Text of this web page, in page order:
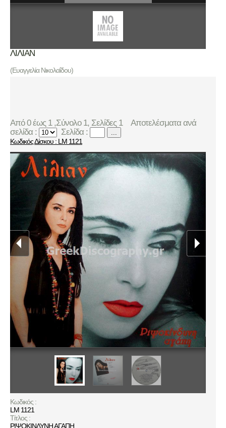
ΛΙΛΙΑΝ
(Ευαγγελία Νικολαΐδου)
Από 0 έως 1 ,Σύνολο 1, Σελίδες 1
Αποτελέσματα ανά
σελίδα :
Σελίδα :
Κωδικός Δίσκου : LM 1121
Κωδικός :
LM 1121
Τίτλος :
ΡΙΨΟΚΙΝΔΥΝΗ ΑΓΑΠΗ